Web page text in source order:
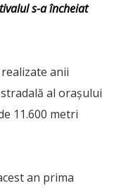
s-a încheiat
anii
al orașului
11.600 metri
an prima